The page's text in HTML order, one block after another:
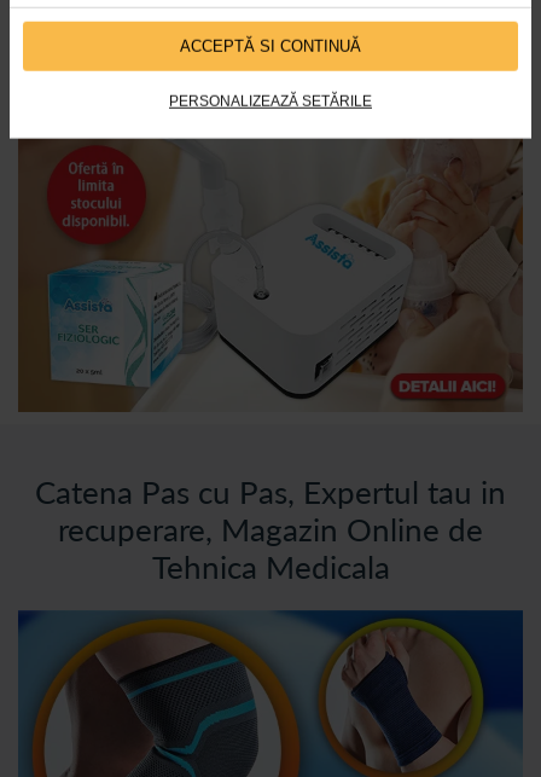
ACCEPTĂ SI CONTINUĂ
PERSONALIZEAZĂ SETĂRILE
Catena Pas cu Pas, Expertul tau in
recuperare, Magazin Online de
Tehnica Medicala